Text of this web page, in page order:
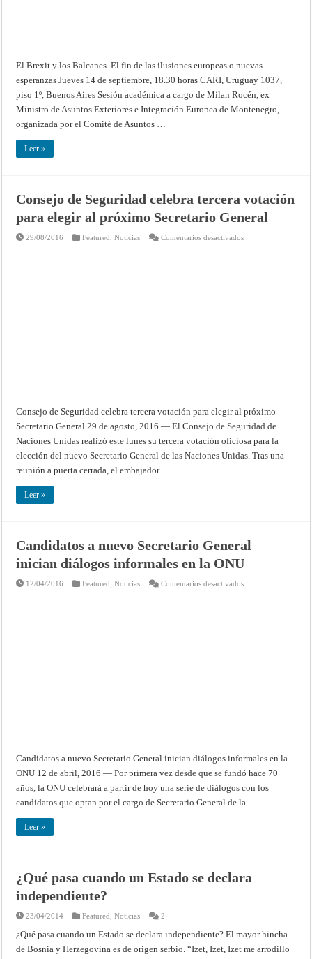
o
nuevas
esperanzas
El Brexit y los Balcanes. El fin de las ilusiones europeas o nuevas
esperanzas Jueves 14 de septiembre, 18.30 horas CARI, Uruguay 1037,
piso 1º, Buenos Aires Sesión académica a cargo de Milan Rocén, ex
Ministro de Asuntos Exteriores e Integración Europea de Montenegro,
organizada por el Comité de Asuntos …
Leer »
Consejo de Seguridad celebra tercera votación
para elegir al próximo Secretario General
29/08/2016 Featured ,Noticias Comentarios desactivadosen
Consejo de Seguridad celebra tercera votación para elegir al próximo
Secretario General 29 de agosto, 2016 — El Consejo de Seguridad de
Naciones Unidas realizó este lunes su tercera votación oficiosa para la
elección del nuevo Secretario General de las Naciones Unidas. Tras una
reunión a puerta cerrada, el embajador …
Leer »
Candidatos a nuevo Secretario General
inician diálogos informales en la ONU
12/04/2016 Featured,Noticias Comentarios desactivadosen
Candidatos a nuevo Secretario General inician diálogos informales en la
ONU 12 de abril, 2016 — Por primera vez desde que se fundó hace 70
años, la ONU celebrará a partir de hoy una serie de diálogos con los
candidatos que optan por el cargo de Secretario General de la …
Leer »
¿Qué pasa cuando un Estado se declara
independiente?
23/04/2014 Featured ,Noticias 2
¿Qué pasa cuando un Estado se declara independiente? El mayor hincha
de Bosnia y Herzegovina es de origen serbio. “Izet, Izet, Izet me arrodillo